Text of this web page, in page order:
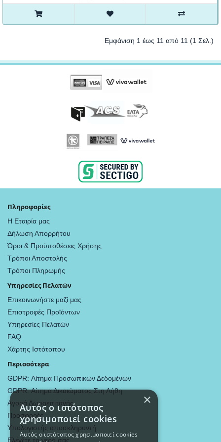
Εμφάνιση 1 έως 11 από 11 (1 Σελ.)
Πληροφορίες
Η Εταιρία μας
Δήλωση Απορρήτου
Όροι & Προϋποθέσεις Χρήσης
Τρόποι Αποστολής
Τρόποι Πληρωμής
Υπηρεσίες Πελατών
Επικοινωνήστε μαζί μας
Επιστροφές Προϊόντων
Υπηρεσίες Πελατών
FAQ
Χάρτης Ιστότοπου
Περισσότερα
GDPR: Αίτημα Προσωπικών Δεδομένων
GDPR: Αίτημα Δικαιώματος Στη Λήθη
Αγορά Δωροεπιταγής
Προσφορές
Υπολογιστής αποσκληρυντή
Ελέγξτε το νερό σας
×
Αυτός ο ιστότοπος
χρησιμοποιεί cookies
Αυτός ο ιστότοπος χρησιμοποιεί cookies